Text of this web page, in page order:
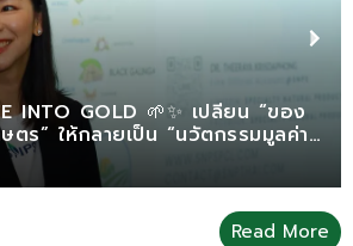
INTO GOLD 🌱✨ เปลี่ยน “ของ
ตร” ให้กลายเป็น “นวัตกรรมมูลค่า
Read More